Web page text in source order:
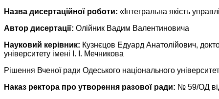
Назва дисертаційної роботи: «Інтегральна якість
Автор дисертації: Олійник Вадим Валентиновича
Науковий керівник: Кузнєцов Едуард Анатолійович,
університету імені І. І. Мечникова
Рішення Вченої ради Одеського національного
Наказ ректора про утворення разової ради: № 59/ОД